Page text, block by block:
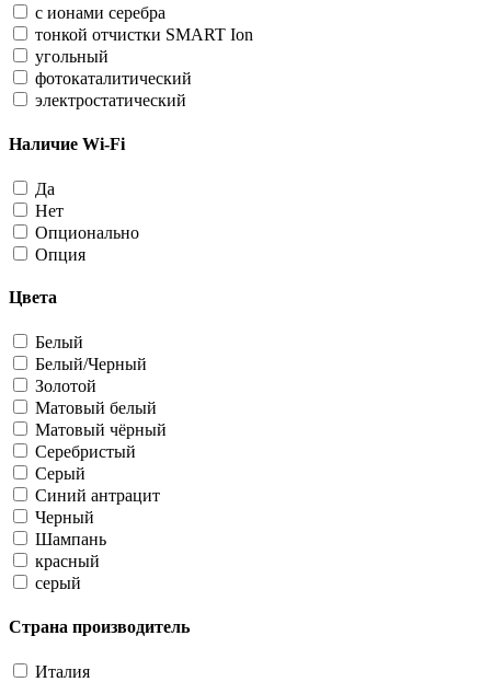
с ионами серебра
тонкой отчистки SMART Ion
угольный
фотокаталитический
электростатический
Наличие Wi-Fi
Да
Нет
Опционально
Опция
Цвета
Белый
Белый/Черный
Золотой
Матовый белый
Матовый чёрный
Серебристый
Серый
Синий антрацит
Черный
Шампань
красный
серый
Страна производитель
Италия